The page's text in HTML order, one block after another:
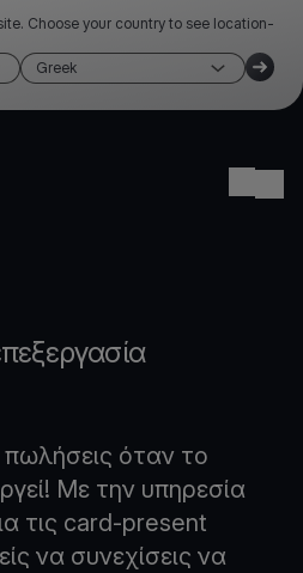
Choose your country to see location-
Greek
όταν το
Με την υπηρεσία
τις card-present
να συνεχίσεις να